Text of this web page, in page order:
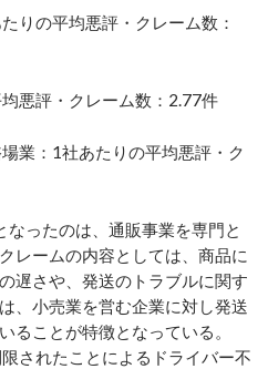
りの平均悪評・クレーム数：
悪評・クレーム数：2.77件
業：1社あたりの平均悪評・ク
ったのは、通販事業を専門と
レームの内容としては、商品に
遅さや、発送のトラブルに関す
、小売業を営む企業に対し発送
ることが特徴となっている。
されたことによるドライバー不